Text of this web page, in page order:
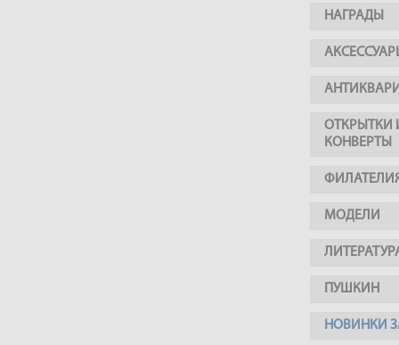
НАГРАДЫ
ОТКРЫТКИ
КОНВЕРТЫ
МОДЕЛИ
ПУШКИН
НОВИНКИ